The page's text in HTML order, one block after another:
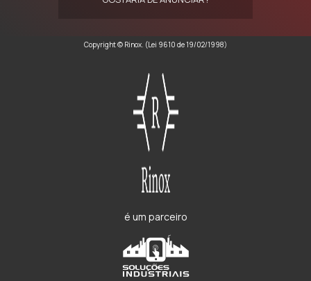
Copyright © Rinox. (Lei 9610 de 19/02/1998)
é um parceiro